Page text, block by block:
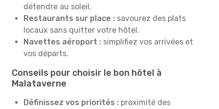
détendre au soleil.
Restaurants sur place : savourez des plats
locaux sans quitter votre hôtel.
Navettes aéroport : simplifiez vos arrivées et
vos départs.
Conseils pour choisir le bon hôtel à
Malataverne
Définissez vos priorités : proximité des